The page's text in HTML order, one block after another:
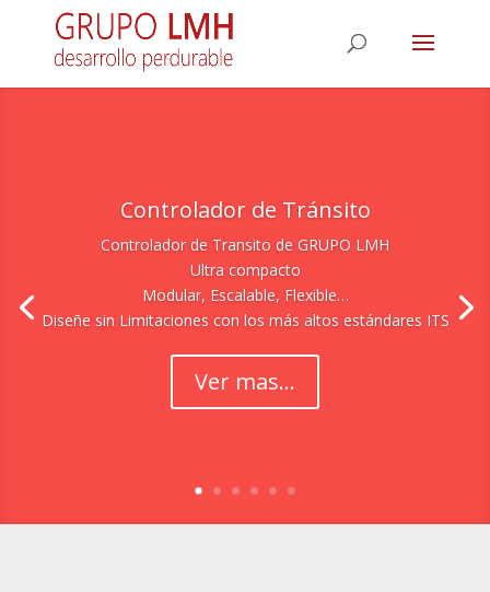
Controlador de Tránsito
Controlador de Transito de GRUPO LMH
Ultra compacto
Modular, Escalable, Flexible…
Diseñe sin Limitaciones con los más altos estándares ITS
Ver mas...